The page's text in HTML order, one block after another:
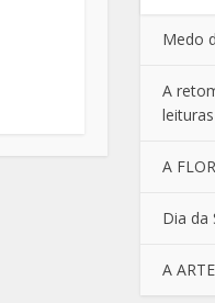
Medo
A
leituras
A
Dia da
A